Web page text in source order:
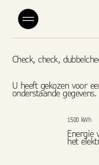
Check, check,
U heeft gekozen voor
onderstaande gegevens.
1500 kWh
Energie
het